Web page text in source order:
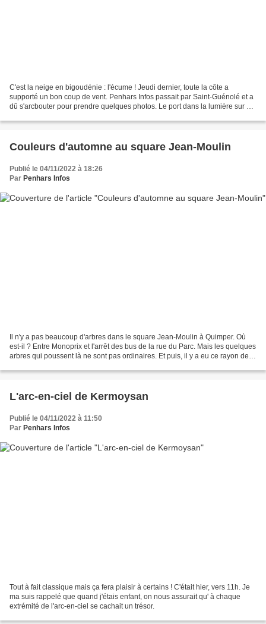
C'est la neige en bigoudénie : l'écume ! Jeudi dernier, toute la côte a
supporté un bon coup de vent. Penhars Infos passait par Saint-Guénolé et a
dû s'arcbouter pour prendre quelques photos. Le port dans la lumière sur un
Couleurs d'automne au square Jean-Moulin
Publié le 04/11/2022 à 18:26
Par Penhars Infos
Il n'y a pas beaucoup d'arbres dans le square Jean-Moulin à Quimper. Où
est-il ? Entre Monoprix et l'arrêt des bus de la rue du Parc. Mais les quelques
arbres qui poussent là ne sont pas ordinaires. Et puis, il y a eu ce rayon de
L'arc-en-ciel de Kermoysan
Publié le 04/11/2022 à 11:50
Par Penhars Infos
Tout à fait classique mais ça fera plaisir à certains ! C'était hier, vers 11h. Je
ma suis rappelé que quand j'étais enfant, on nous assurait qu' à chaque
extrémité de l'arc-en-ciel se cachait un trésor.